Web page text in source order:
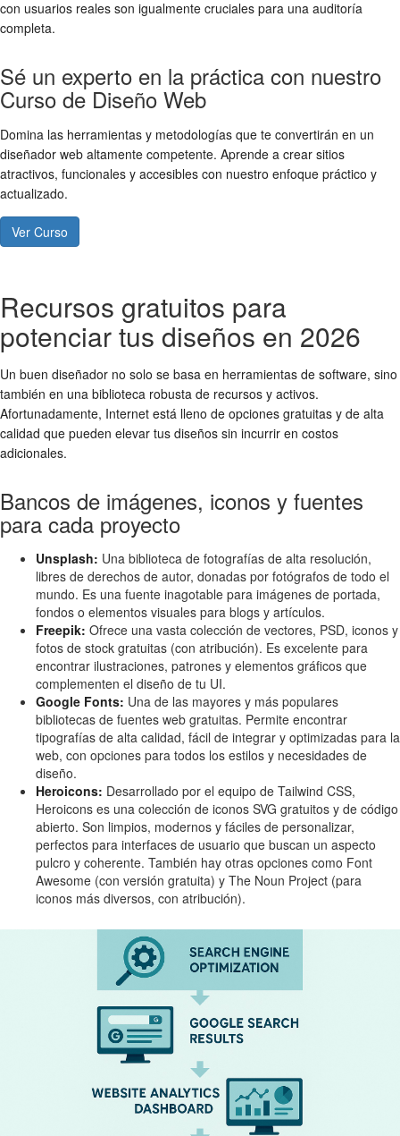
con usuarios reales son igualmente cruciales para una auditoría
completa.
Sé un experto en la práctica con nuestro
Curso de Diseño Web
Domina las herramientas y metodologías que te convertirán en un
diseñador web altamente competente. Aprende a crear sitios
atractivos, funcionales y accesibles con nuestro enfoque práctico y
actualizado.
Ver Curso
Recursos gratuitos para
potenciar tus diseños en 2026
Un buen diseñador no solo se basa en herramientas de software, sino
también en una biblioteca robusta de recursos y activos.
Afortunadamente, Internet está lleno de opciones gratuitas y de alta
calidad que pueden elevar tus diseños sin incurrir en costos
adicionales.
Bancos de imágenes, iconos y fuentes
para cada proyecto
Unsplash: Una biblioteca de fotografías de alta resolución,
libres de derechos de autor, donadas por fotógrafos de todo el
mundo. Es una fuente inagotable para imágenes de portada,
fondos o elementos visuales para blogs y artículos.
Freepik: Ofrece una vasta colección de vectores, PSD, iconos y
fotos de stock gratuitas (con atribución). Es excelente para
encontrar ilustraciones, patrones y elementos gráficos que
complementen el diseño de tu UI.
Google Fonts: Una de las mayores y más populares
bibliotecas de fuentes web gratuitas. Permite encontrar
tipografías de alta calidad, fácil de integrar y optimizadas para la
web, con opciones para todos los estilos y necesidades de
diseño.
Heroicons: Desarrollado por el equipo de Tailwind CSS,
Heroicons es una colección de iconos SVG gratuitos y de código
abierto. Son limpios, modernos y fáciles de personalizar,
perfectos para interfaces de usuario que buscan un aspecto
pulcro y coherente. También hay otras opciones como Font
Awesome (con versión gratuita) y The Noun Project (para
iconos más diversos, con atribución).